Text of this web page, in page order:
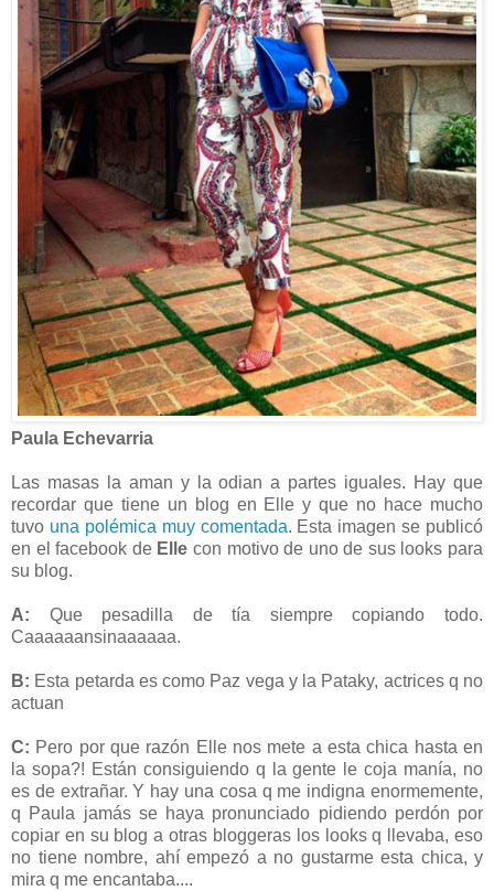
Paula Echevarria
Las masas la aman y la odian a partes iguales. Hay que
recordar que tiene un blog en Elle y que no hace mucho
tuvo una polémica muy comentada. Esta imagen se publicó
en el facebook de Elle con motivo de uno de sus looks para
su blog.
A: Que pesadilla de tía siempre copiando todo.
Caaaaaansinaaaaaa.
B: Esta petarda es como Paz vega y la Pataky, actrices q no
actuan
C: Pero por que razón Elle nos mete a esta chica hasta en
la sopa?! Están consiguiendo q la gente le coja manía, no
es de extrañar. Y hay una cosa q me indigna enormemente,
q Paula jamás se haya pronunciado pidiendo perdón por
copiar en su blog a otras bloggeras los looks q llevaba, eso
no tiene nombre, ahí empezó a no gustarme esta chica, y
mira q me encantaba....